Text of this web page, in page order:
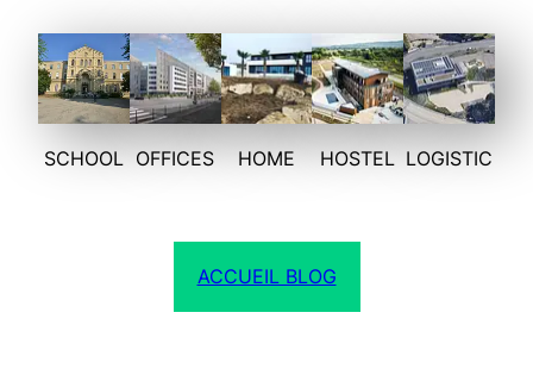
SCHOOL OFFICES HOME HOSTEL LOGISTIC
ACCUEIL BLOG